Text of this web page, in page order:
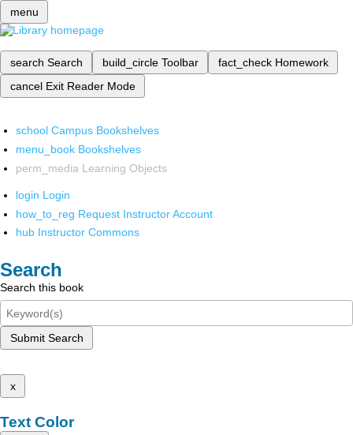
menu
search Search build_circle Toolbar fact_check Homework
cancel Exit Reader Mode
school Campus Bookshelves
menu_book Bookshelves
perm_media Learning Objects
login Login
how_to_reg Request Instructor Account
hub Instructor Commons
Search
Search this book
Submit Search
x
Text Color